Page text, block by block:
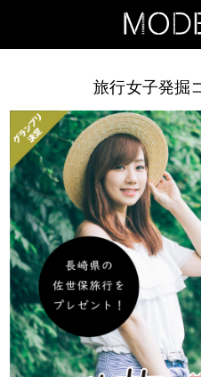
旅行女子発掘